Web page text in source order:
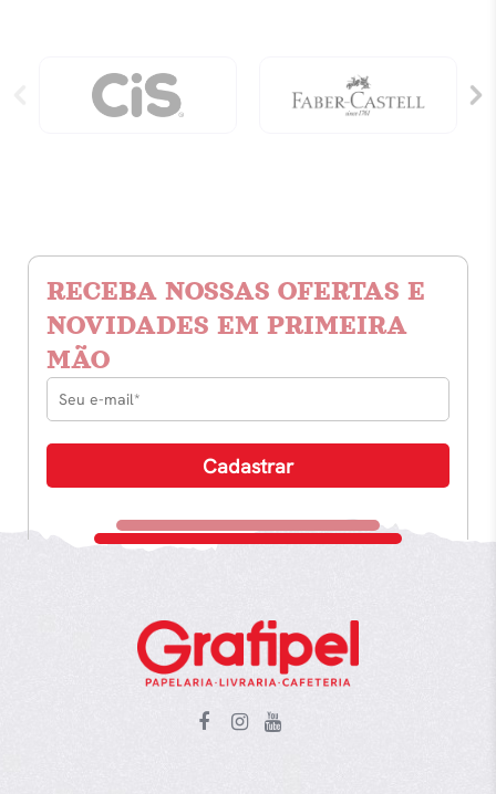
RECEBA NOSSAS OFERTAS E
NOVIDADES EM PRIMEIRA
MÃO